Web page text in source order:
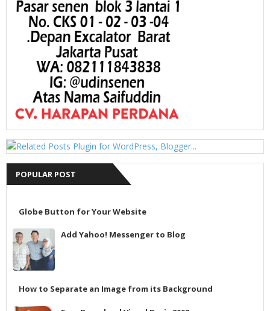
POPULAR POST
Globe Button for Your Website
Add Yahoo! Messenger to Blog
How to Separate an Image from its Background